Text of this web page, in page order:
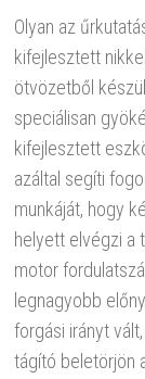
Olyan az
kifejlesztett
ötvözetből
speciálisan
kifejlesztett
azáltal segíti
munkáját, hogy
helyett elvégzi a
motor
legnagyobb
forgási irányt
tágító beletörjön